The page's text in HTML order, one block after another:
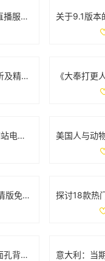
无须登录畅享魅影直播服务，游客轻松体验精彩内容
难哄第21集全剧解析及精彩剧情盘点，带你重温剧集魅力
全球最新911行情网站电视直播在线观看全攻略分享
精彩大片97免费高清版免费观看，畅享视觉盛宴尽在此刻
揭示隐藏的真相与面孔背后的故事与秘密